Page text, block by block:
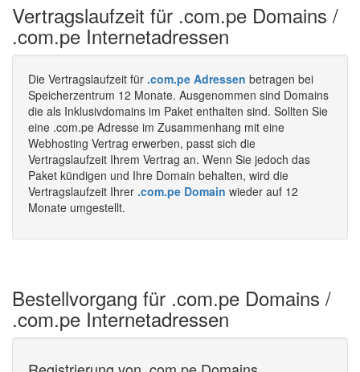
Vertragslaufzeit für .com.pe Domains /
.com.pe Internetadressen
Die Vertragslaufzeit für .com.pe Adressen betragen bei
Speicherzentrum 12 Monate. Ausgenommen sind Domains
die als Inklusivdomains im Paket enthalten sind. Sollten Sie
eine .com.pe Adresse im Zusammenhang mit eine
Webhosting Vertrag erwerben, passt sich die
Vertragslaufzeit Ihrem Vertrag an. Wenn Sie jedoch das
Paket kündigen und Ihre Domain behalten, wird die
Vertragslaufzeit Ihrer .com.pe Domain wieder auf 12
Monate umgestellt.
Bestellvorgang für .com.pe Domains /
.com.pe Internetadressen